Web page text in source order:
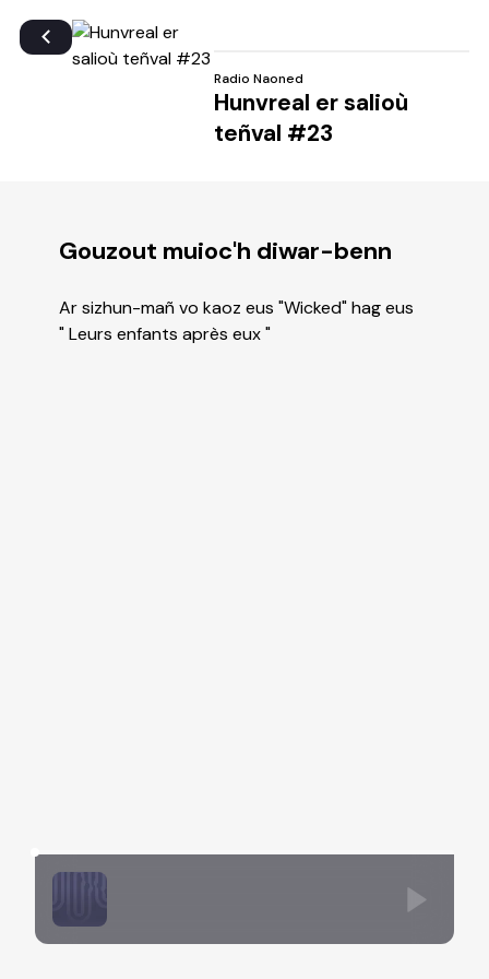
Radio Naoned
Hunvreal er salioù
teñval #23
Gouzout muioc'h diwar-benn
Ar sizhun-mañ vo kaoz eus "Wicked" hag eus
" Leurs enfants après eux "